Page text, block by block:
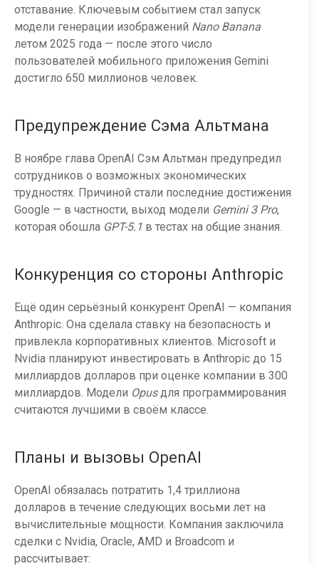
отставание. Ключевым событием стал запуск
модели генерации изображений Nano Banana
летом 2025 года — после этого число
пользователей мобильного приложения Gemini
достигло 650 миллионов человек.
Предупреждение Сэма Альтмана
В ноябре глава OpenAI Сэм Альтман предупредил
сотрудников о возможных экономических
трудностях. Причиной стали последние достижения
Google — в частности, выход модели Gemini 3 Pro,
которая обошла GPT-5.1 в тестах на общие знания.
Конкуренция со стороны Anthropic
Ещё один серьёзный конкурент OpenAI — компания
Anthropic. Она сделала ставку на безопасность и
привлекла корпоративных клиентов. Microsoft и
Nvidia планируют инвестировать в Anthropic до 15
миллиардов долларов при оценке компании в 300
миллиардов. Модели Opusдля программирования
считаются лучшими в своём классе.
Планы и вызовы OpenAI
OpenAI обязалась потратить 1,4 триллиона
долларов в течение следующих восьми лет на
вычислительные мощности. Компания заключила
сделки с Nvidia, Oracle, AMD и Broadcom и
рассчитывает: